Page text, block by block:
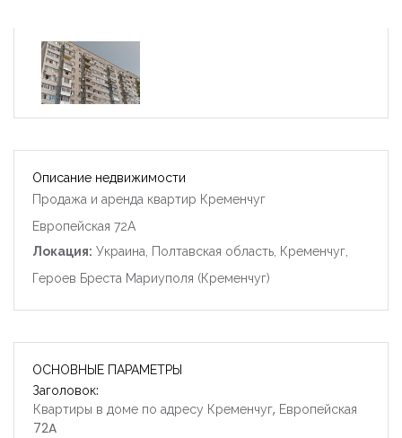
Описание недвижимости
Продажа и аренда квартир Кременчуг
Европейская 72A
Локация: Украина, Полтавская область, Кременчуг,
Героев Бреста Мариуполя (Кременчуг)
ОСНОВНЫЕ ПАРАМЕТРЫ
Заголовок:
Квартиры в доме по адресу Кременчуг, Европейская
72A